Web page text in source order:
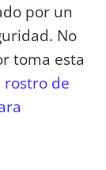
por un
No
toma esta
de